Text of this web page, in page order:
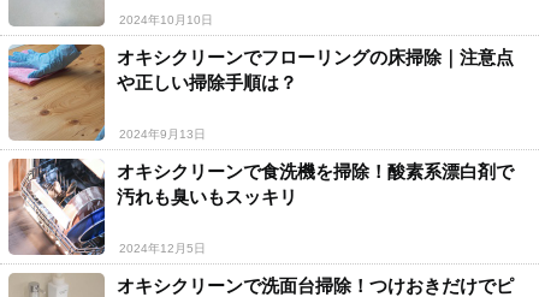
2024年10月10日
オキシクリーンでフローリングの床掃除｜注意点
や正しい掃除手順は？
2024年9月13日
オキシクリーンで食洗機を掃除！酸素系漂白剤で
汚れも臭いもスッキリ
2024年12月5日
オキシクリーンで洗面台掃除！つけおきだけでピ